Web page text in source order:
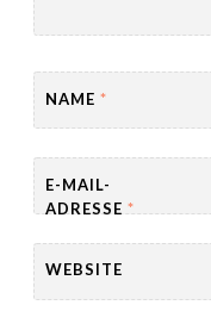
NAME *
E-MAIL-
ADRESSE *
WEBSITE